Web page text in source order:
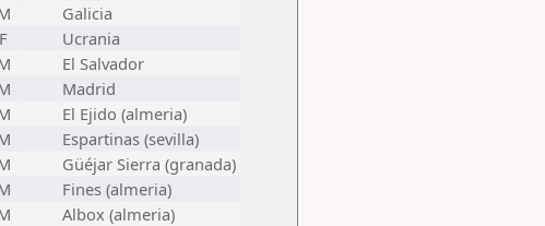
Galicia
F
Ucrania
El Salvador
Madrid
El Ejido (almeria)
Espartinas (sevilla)
Güéjar Sierra (granada)
Fines (almeria)
Albox (almeria)